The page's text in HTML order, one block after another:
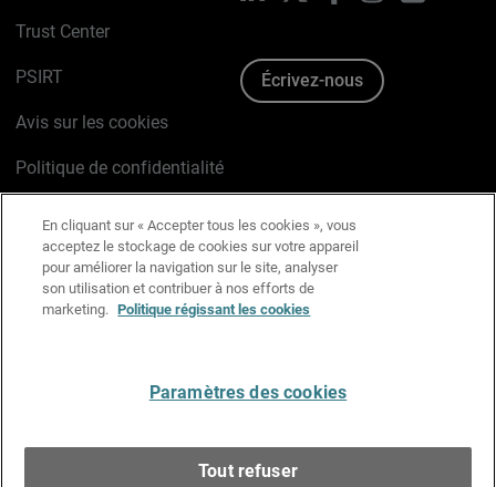
Trust Center
PSIRT
Avis sur les cookies
Politique de confidentialité
Préférences email
Écrivez-nous
Copyright © 1996-2026 WatchGuard Technologies, Inc.
En cliquant sur « Accepter tous les cookies », vous
acceptez le stockage de cookies sur votre appareil
pour améliorer la navigation sur le site, analyser
son utilisation et contribuer à nos efforts de
marketing. Politique régissant les cookies
Paramètres des cookies
Tout refuser